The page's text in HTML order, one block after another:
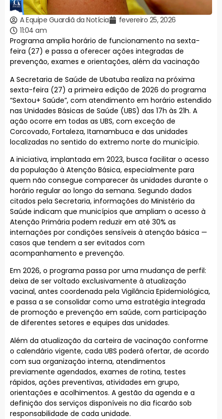
A Equipe Guardiã da Notícia
fevereiro 25, 2026
11:04 am
Programa amplia horário de funcionamento na sexta-
feira (27) e passa a oferecer ações integradas de
prevenção, exames e orientações, além da vacinação
A Secretaria de Saúde de Ubatuba realiza na próxima
sexta-feira (27) a primeira edição de 2026 do programa
“Sextou+ Saúde”, com atendimento em horário estendido
nas Unidades Básicas de Saúde (UBS) das 17h às 21h. A
ação ocorre em todas as UBS, com exceção de
Corcovado, Fortaleza, Itamambuca e das unidades
localizadas no sentido do extremo norte do município.
A iniciativa, implantada em 2023, busca facilitar o acesso
da população à Atenção Básica, especialmente para
quem não consegue comparecer às unidades durante o
horário regular ao longo da semana. Segundo dados
citados pela Secretaria, informações do Ministério da
Saúde indicam que municípios que ampliam o acesso à
Atenção Primária podem reduzir em até 30% as
internações por condições sensíveis à atenção básica —
casos que tendem a ser evitados com
acompanhamento e prevenção.
Em 2026, o programa passa por uma mudança de perfil:
deixa de ser voltado exclusivamente à atualização
vacinal, antes coordenada pela Vigilância Epidemiológica,
e passa a se consolidar como uma estratégia integrada
de promoção e prevenção em saúde, com participação
de diferentes setores e equipes das unidades.
Além da atualização da carteira de vacinação conforme
o calendário vigente, cada UBS poderá ofertar, de acordo
com sua organização interna, atendimentos
previamente agendados, exames de rotina, testes
rápidos, ações preventivas, atividades em grupo,
orientações e acolhimentos. A gestão da agenda e a
definição dos serviços disponíveis no dia ficarão sob
responsabilidade de cada unidade.